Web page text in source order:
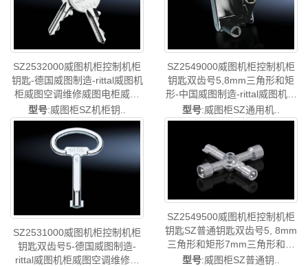
SZ2532000威图机柜控制机柜
钥匙-德国威图制造-rittal威图机
柜威图空调维修威图电柜威图
风扇威图PDU威图配件威图售
后SZ2532.000
型号:威图柜SZ机柜钥..
SZ2549000威图机柜控制机柜
钥匙双齿号5,8mm三角形和矩
形-中国威图制造-rittal威图机柜
威图空调维修威图电柜威图风
扇威图PDU威图配件威图售后
型号:威图柜SZ通用机..
SZ2531000威图机柜控制机柜
钥匙双齿号5-德国威图制造-
rittal威图机柜威图空调维修威
SZ2549500威图机柜控制机柜
钥匙SZ普通钥匙双齿号5, 8mm
三角形和矩形7mm三角形和矩
形-德国威图制造-rittal威图机柜
型号:威图柜SZ普通钥..